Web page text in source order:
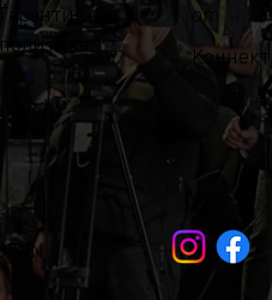
Гарантийная
политика
om